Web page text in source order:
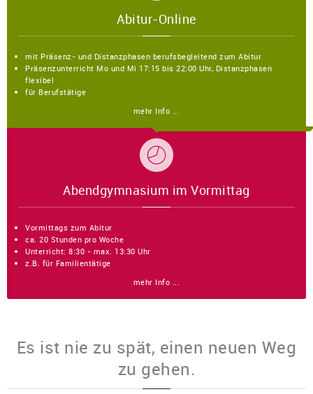
Abitur-Online
mit Präsenz- und Distanzphasen berufsbegleitend zum Abitur
Präsenzunterricht Mo und Mi 17:15 bis 22:00 Uhr, Distanzphasen
flexibel
für Berufstätige
mehr Info ...
Abendgymnasium im Vormittag
Vormittags zum Abitur
ca. 20 Stunden pro Woche
Unterricht: 8:30 - max. 13:30 Uhr
z.B. für Familientätige
mehr Info ...
Es ist nie zu spät, einen neuen Weg
zu gehen.